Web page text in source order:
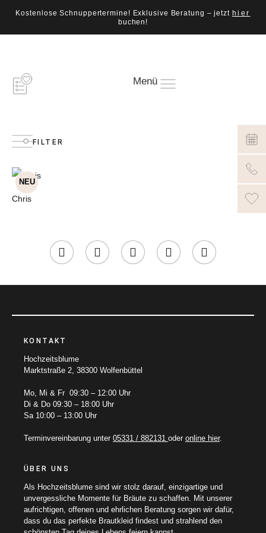
Kostenlose Schnuppertermine! Exklusive Beratung – jetzt hier
buchen!
Menü
FILTER
NEU
Chris
KONTAKT
Hochzeitsblume
Marktstraße 2, 38300 Wolfenbüttel
Mo, Mi & Fr 09:30 – 12:00 Uhr
Di & Do 09:30 – 18:00 Uhr
Sa 10:00 – 13:00 Uhr
Terminvereinbarung unter 05331 / 882131 oder online hier.
ÜBER UNS
Als Hochzeitsblume sind wir stolz darauf, einzigartige und
unvergessliche Momente für Bräute zu schaffen. Mit unserer
aufrichtigen, offenen und ehrlichen Beratung sorgen wir dafür,
dass du das perfekte Brautkleid findest und strahlend den